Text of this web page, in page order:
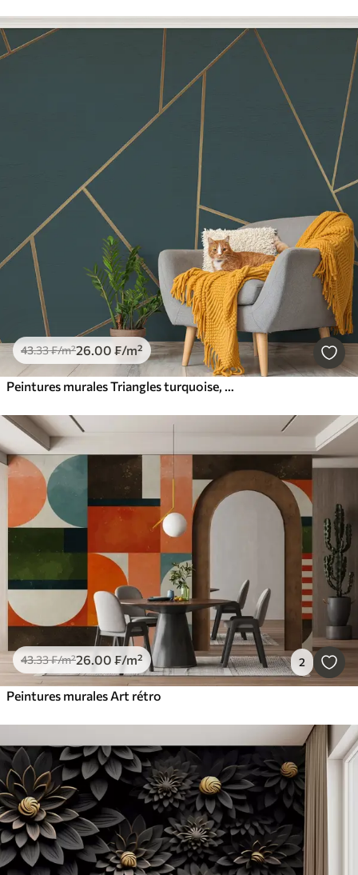
43.33₣/m²26.00 ₣/m²
Peintures murales Triangles turquoise, art géométrique
43.33₣/m²26.00 ₣/m² 2
Peintures murales Art rétro